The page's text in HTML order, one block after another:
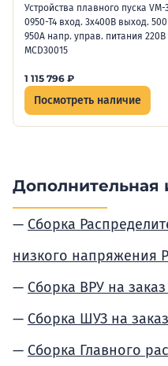
Устройства плавного пуска
0950-T4 вход. 3х400В выход.
950А напр. управ. питания 220В
MCD30015
1 115 796 ₽
Посмотреть наличие
Дополнительная
Сборка
низкого напряжения
Сборка ВРУ на
Сборка ШУЗ на заказ
Сборка Главного